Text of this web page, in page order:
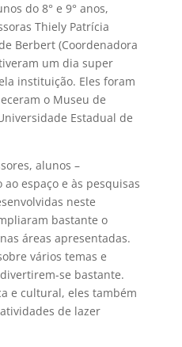
do 8° e 9° anos,
Thiely Patrícia
Berbert (Coordenadora
um dia super
instituição. Eles foram
o Museu de
Estadual de
alunos –
espaço e às pesquisas
neste
bastante o
áreas apresentadas.
vários temas e
se bastante.
e cultural, eles também
de lazer